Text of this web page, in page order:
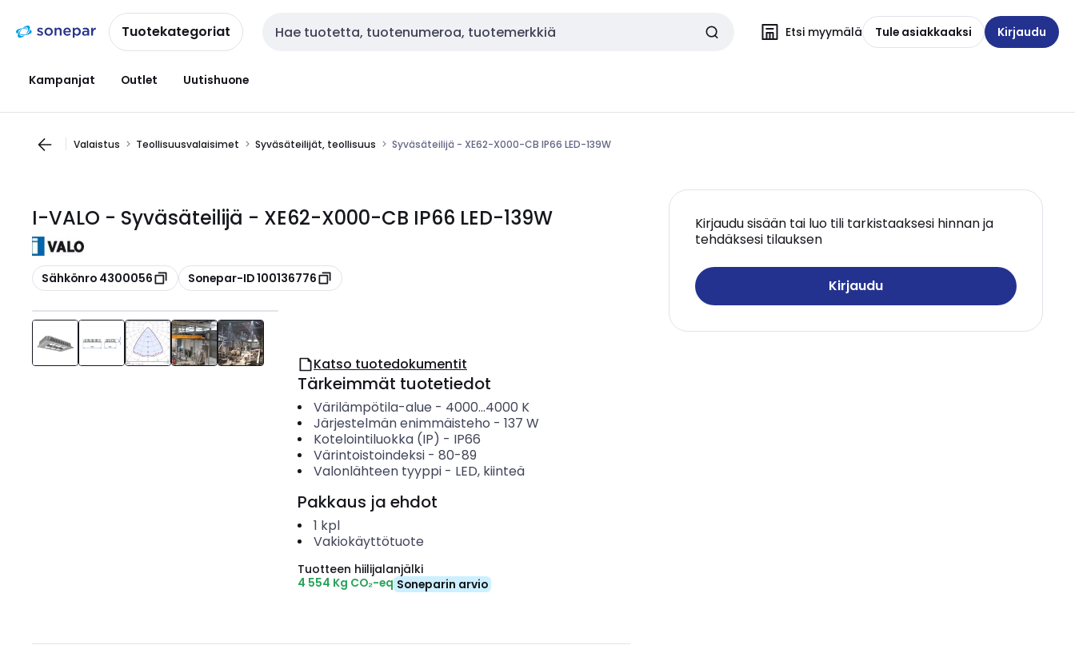
navigointiinsisältöönTuotekategoriat Haku Etsi myymälä Tule asiakkaaksi Kirjaudu
Kampanjat Outlet Uutishuone
Valaistus Teollisuusvalaisimet Syväsäteilijät, teollisuus Syväsäteilijä - XE62-X000-CB IP66 LED-139W
I-VALO - Syväsäteilijä - XE62-X000-CB IP66 LED-139W
Kopioi
Sähkönro 4300056 Kopioi
Sonepar-ID 100136776
Kirjaudu sisään tai luo tili tarkistaaksesi hinnan ja
tehdäksesi tilauksen
Kirjaudu
Katso tuotedokumentit
Tärkeimmät tuotetiedot
Värilämpötila-alue - 4000...4000 K
Järjestelmän enimmäisteho - 137 W
Kotelointiluokka (IP) - IP66
Värintoistoindeksi- 80-89
Valonlähteen tyyppi- LED, kiinteä
Pakkaus ja ehdot
1 kpl
Vakiokäyttötuote
Tuotteen hiilijalanjälki
4 554 Kg CO₂-eq Soneparin arvio